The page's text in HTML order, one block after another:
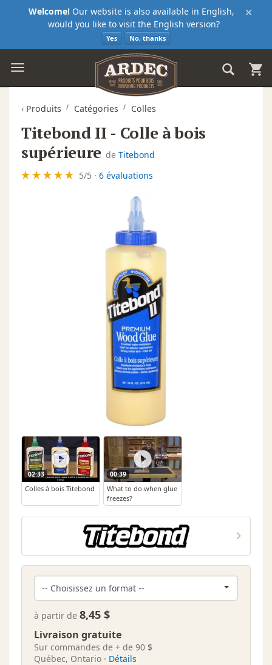
×
Welcome! Our website is also available in English,
would you like to visit the English version?
Yes No, thanks
‹ Produits Catégories Colles
Titebond II - Colle à bois
supérieure de Titebond
5/5 · 6 évaluations
02:33
Colles à bois Titebond
00:39
What to do when glue
freezes?
à partir de 8,45 $
Livraison gratuite
Sur commandes de + de 90 $
Québec, Ontario · Détails